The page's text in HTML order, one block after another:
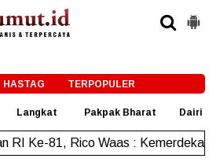
HASTAG TERPOPULER
Langkat Pakpak Bharat Dairi
Waas : Kemerdekaan Harus